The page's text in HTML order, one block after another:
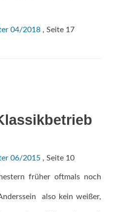
04/2018 , Seite 17
06/2015 , Seite 10
früher oftmals noch
 also kein weißer,